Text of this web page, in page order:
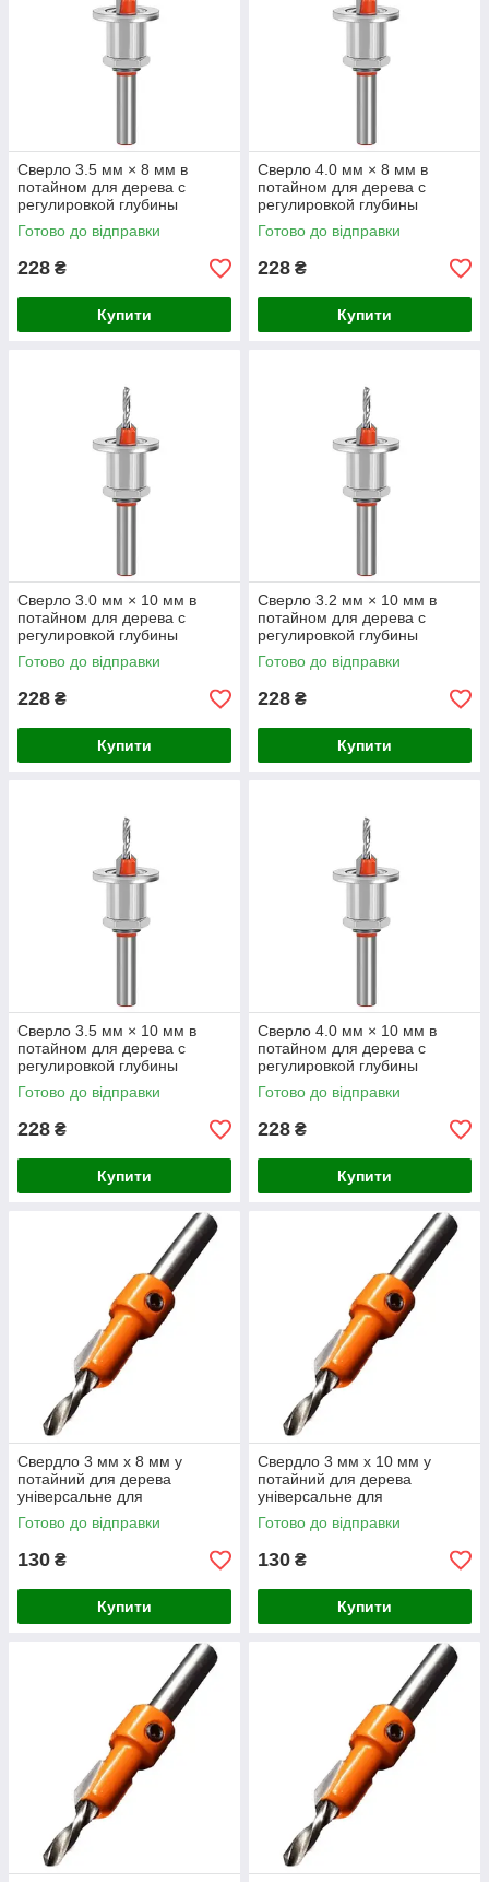
Сверло 3.5 мм × 8 мм в
потайном для дерева с
регулировкой глубины
Готово до відправки
228 ₴
Купити
Сверло 4.0 мм × 8 мм в
потайном для дерева с
регулировкой глубины
Готово до відправки
228 ₴
Купити
Сверло 3.0 мм × 10 мм в
потайном для дерева с
регулировкой глубины
Готово до відправки
228 ₴
Купити
Сверло 3.2 мм × 10 мм в
потайном для дерева с
регулировкой глубины
Готово до відправки
228 ₴
Купити
Сверло 3.5 мм × 10 мм в
потайном для дерева с
регулировкой глубины
Готово до відправки
228 ₴
Купити
Сверло 4.0 мм × 10 мм в
потайном для дерева с
регулировкой глубины
Готово до відправки
228 ₴
Купити
Свердло 3 мм x 8 мм у
потайний для дерева
універсальне для
виробництва будівельних і
ремонтних робіт
Готово до відправки
130 ₴
Купити
Свердло 3 мм x 10 мм у
потайний для дерева
універсальне для
виробництва будівельних і
ремонтних робіт
Готово до відправки
130 ₴
Купити